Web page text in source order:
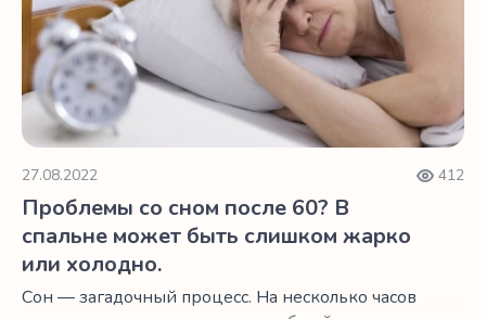
27.08.2022 412
Проблемы со сном после 60? В
спальне может быть слишком жарко
или холодно.
Сон — загадочный процесс. На несколько часов